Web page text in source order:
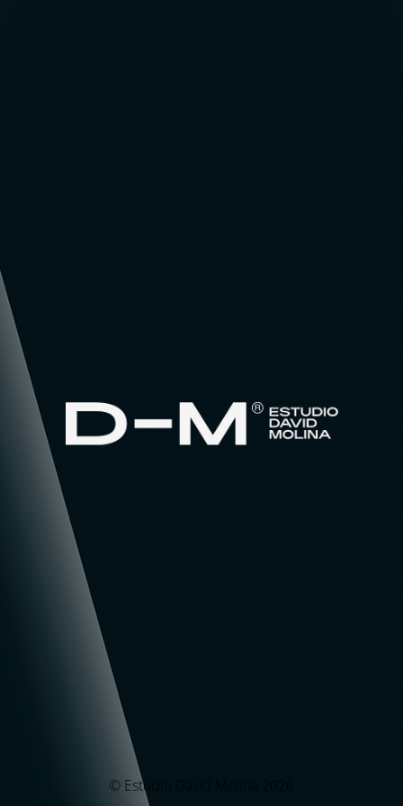
© Estudio David Molina 2026